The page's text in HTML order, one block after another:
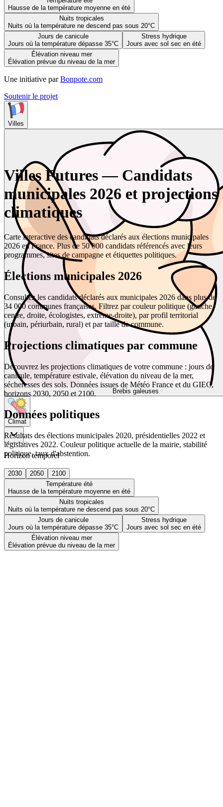
Hausse de la température moyenne en été
Nuits tropicales
Nuits où la température ne descend pas sous 20°C
Jours de canicule
Jours où la température dépasse 35°C
Stress hydrique
Jours avec sol sec en été
Élévation niveau mer
Élévation prévue du niveau de la mer
Une initiative par Bonpote.com
Soutenir le projet
Villes
Brebis galeuses
Climat
Horizon temporel
2030 2050
2100
Température été
Hausse de la température moyenne en été
Nuits tropicales
Nuits où la température ne descend pas sous 20°C
Jours de canicule
Jours où la température dépasse 35°C
Stress hydrique
Jours avec sol sec en été
Élévation niveau mer
Élévation prévue du niveau de la mer
Villes Futures — Candidats
municipales 2026 et projections
climatiques
Carte interactive des candidats déclarés aux élections municipales
2026 en France. Plus de 50 000 candidats référencés avec leurs
programmes, sites de campagne et étiquettes politiques.
Élections municipales 2026
Consultez les candidats déclarés aux municipales 2026 dans plus de
34 000 communes françaises. Filtrez par couleur politique (gauche,
centre, droite, écologistes, extrême-droite), par profil territorial
(urbain, périurbain, rural) et par taille de commune.
Projections climatiques par commune
Découvrez les projections climatiques de votre commune : jours de
canicule, température estivale, élévation du niveau de la mer,
sécheresses des sols. Données issues de Météo France et du GIEC,
horizons 2030, 2050 et 2100.
Données politiques
Résultats des élections municipales 2020, présidentielles 2022 et
législatives 2022. Couleur politique actuelle de la mairie, stabilité
politique, taux d'abstention.